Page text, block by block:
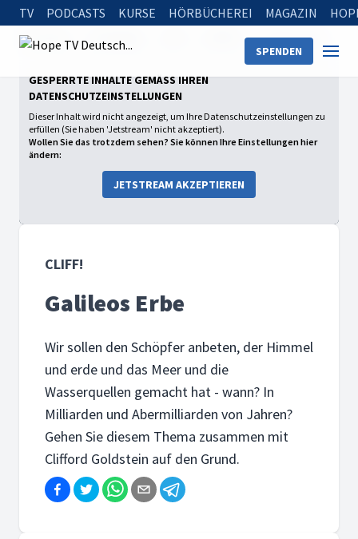
TV PODCASTS KURSE HÖRBÜCHEREI MAGAZIN
SPENDEN
Startseite Galileos Erbe
GESPERRTE INHALTE GEMÄSS IHREN D
ATENSCHUTZEINSTELLUNGEN
Dieser Inhalt wird nicht angezeigt, um Ihre Datenschutzeinstellungen zu
erfüllen (Sie haben 'Jetstream' nicht akzeptiert).
Wollen Sie das trotzdem sehen? Sie können Ihre Einstellungen hier
ändern:
JETSTREAM AKZEPTIEREN
CLIFF!
Galileos Erbe
Wir sollen den Schöpfer anbeten, der Himmel
und erde und das Meer und die
Wasserquellen gemacht hat - wann? In
Milliarden und Abermilliarden von Jahren?
Gehen Sie diesem Thema zusammen mit
Clifford Goldstein auf den Grund.